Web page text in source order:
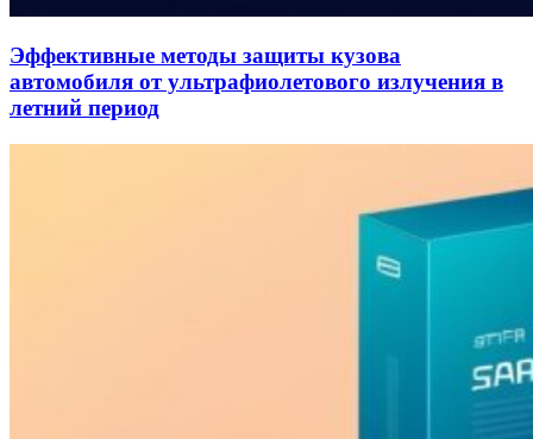
Эффективные методы защиты кузова
автомобиля от ультрафиолетового излучения в
летний период